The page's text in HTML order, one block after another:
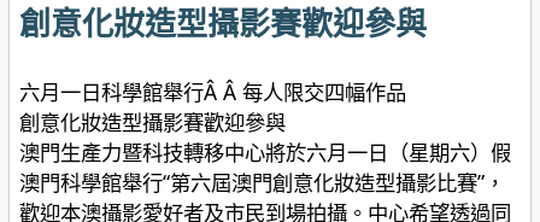
創意化妝造型攝影賽歡迎參與
六月一日科學館舉行Â Â 每人限交四幅作品
創意化妝造型攝影賽歡迎參與
澳門生產力暨科技轉移中心將於六月一日（星期六）假
澳門科學館舉行“第六屆澳門創意化妝造型攝影比賽”，
歡迎本澳攝影愛好者及市民到場拍攝。中心希望透過同